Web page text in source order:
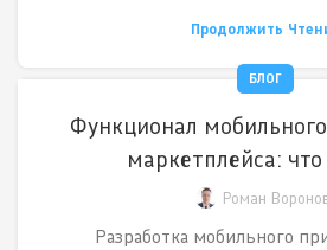
Продолжить
БЛОГ
Функционал
маркетплейса:
Роман
Разработка мобильного